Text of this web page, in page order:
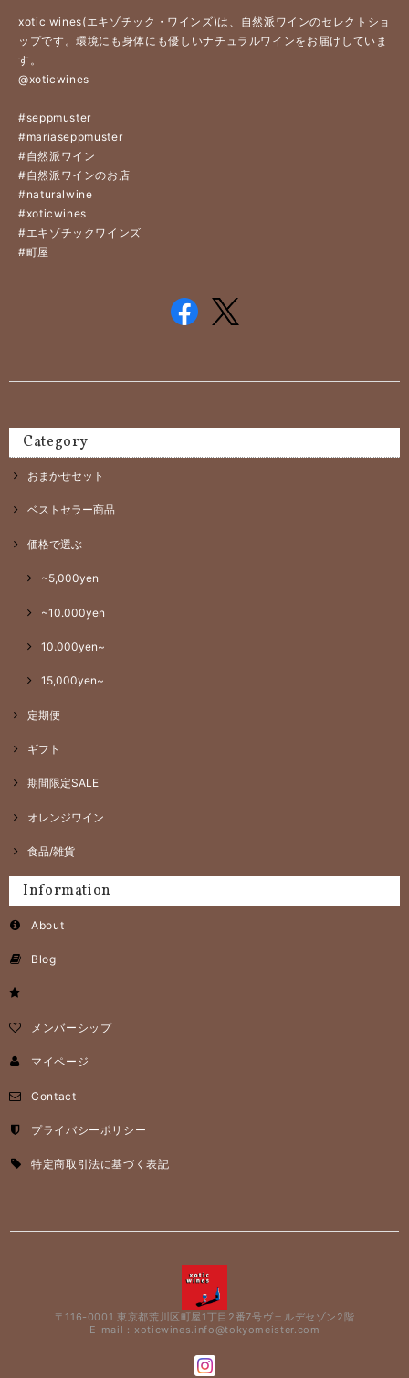
xotic wines(エキゾチック・ワインズ)は、自然派ワインのセレクトショ
ップです。環境にも身体にも優しいナチュラルワインをお届けしていま
す。
@xoticwines
#seppmuster
#mariaseppmuster
#自然派ワイン
#自然派ワインのお店
#naturalwine
#xoticwines
#エキゾチックワインズ
#町屋
Category
おまかせセット
ベストセラー商品
価格で選ぶ
~5,000yen
~10.000yen
10.000yen~
15,000yen~
定期便
ギフト
期間限定SALE
オレンジワイン
食品/雑貨
Information
About
Blog
メンバーシップ
マイページ
Contact
プライバシーポリシー
特定商取引法に基づく表記
〒116-0001 東京都荒川区町屋1丁目2番7号ヴェルデセゾン2階
E-mail： xoticwines.info@tokyomeister.com